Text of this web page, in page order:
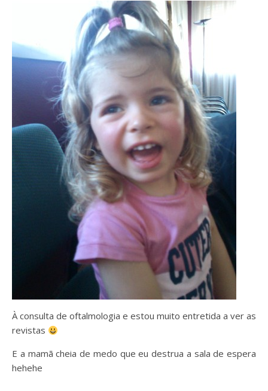
À consulta de oftalmologia e estou muito entretida a ver as
revistas
E a mamã cheia de medo que eu destrua a sala de espera
hehehe